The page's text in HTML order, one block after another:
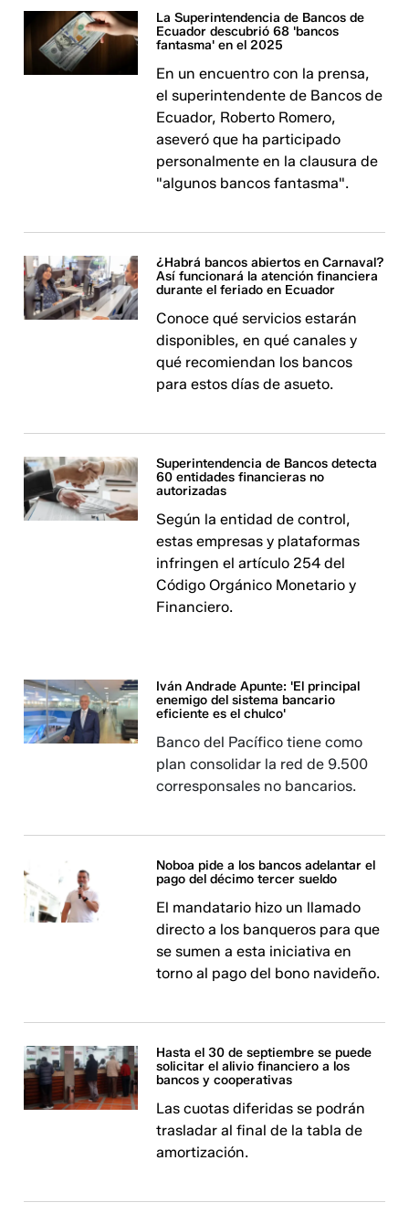
La Superintendencia de Bancos de
Ecuador descubrió 68 'bancos
fantasma' en el 2025
En un encuentro con la prensa,
el superintendente de Bancos de
Ecuador, Roberto Romero,
aseveró que ha participado
personalmente en la clausura de
"algunos bancos fantasma".
¿Habrá bancos abiertos en Carnaval?
Así funcionará la atención financiera
durante el feriado en Ecuador
Conoce qué servicios estarán
disponibles, en qué canales y
qué recomiendan los bancos
para estos días de asueto.
Superintendencia de Bancos detecta
60 entidades financieras no
autorizadas
Según la entidad de control,
estas empresas y plataformas
infringen el artículo 254 del
Código Orgánico Monetario y
Financiero.
Iván Andrade Apunte: 'El principal
enemigo del sistema bancario
eficiente es el chulco'
Banco del Pacífico tiene como
plan consolidar la red de 9.500
corresponsales no bancarios.
Noboa pide a los bancos adelantar el
pago del décimo tercer sueldo
El mandatario hizo un llamado
directo a los banqueros para que
se sumen a esta iniciativa en
torno al pago del bono navideño.
Hasta el 30 de septiembre se puede
solicitar el alivio financiero a los
bancos y cooperativas
Las cuotas diferidas se podrán
trasladar al final de la tabla de
amortización.